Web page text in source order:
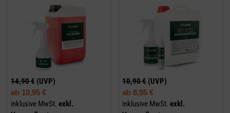
14,90 € (UVP)
ab 10,95 €
inklusive MwSt. exkl.
10,90 € (UVP)
ab 8,95 €
inklusive MwSt. exkl.